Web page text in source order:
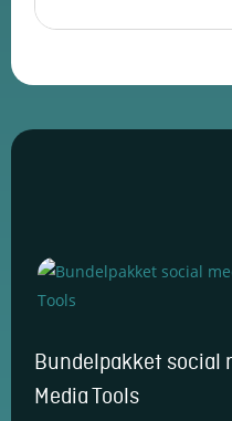
Bundelpakket social
Media Tools